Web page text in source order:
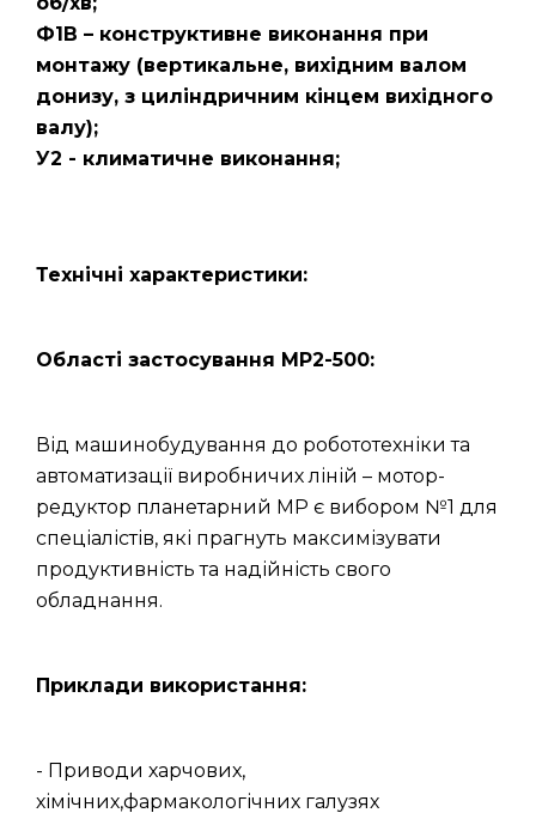
Ф1В – конструктивне виконання при
монтажу (вертикальне, вихідним валом
донизу, з циліндричним кінцем вихідного
валу);
У2 - климатичне виконання;
Технічні характеристики:
Області застосування МР2-500:
Від машинобудування до робототехніки та
автоматизації виробничих ліній – мотор-
редуктор планетарний МР є вибором №1 для
спеціалістів, які прагнуть максимізувати
продуктивність та надійність свого
обладнання.
Приклади використання:
- Приводи харчових,
хімічних,фармакологічних галузях